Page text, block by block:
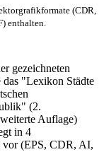
(CDR,
enthalten.
gezeichneten
"Lexikon Städte
(2.
Auflage)
in 4
vor (EPS, CDR, AI,